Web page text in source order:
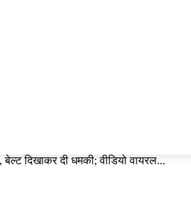
दिखाकर दी धमकी; वीडियो वायरल...